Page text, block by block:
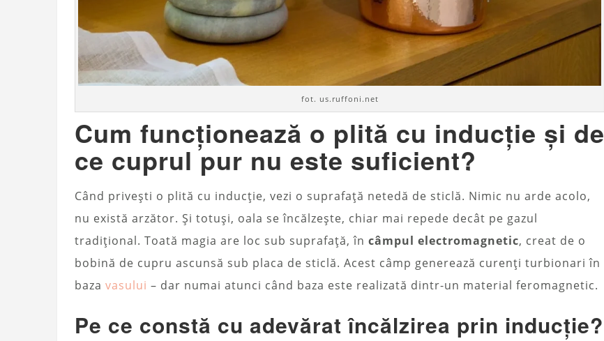
fot. us.ruffoni.net
Cum funcționează o plită cu inducție și de
ce cuprul pur nu este suficient?
Când privești o plită cu inducție, vezi o suprafață netedă de sticlă. Nimic nu arde acolo,
nu există arzător. Și totuși, oala se încălzește, chiar mai repede decât pe gazul
tradițional. Toată magia are loc sub suprafață, în câmpul electromagnetic, creat de o
bobină de cupru ascunsă sub placa de sticlă. Acest câmp generează curenți turbionari în
baza vasului – dar numai atunci când baza este realizată dintr-un material feromagnetic.
Pe ce constă cu adevărat încălzirea prin inducție?